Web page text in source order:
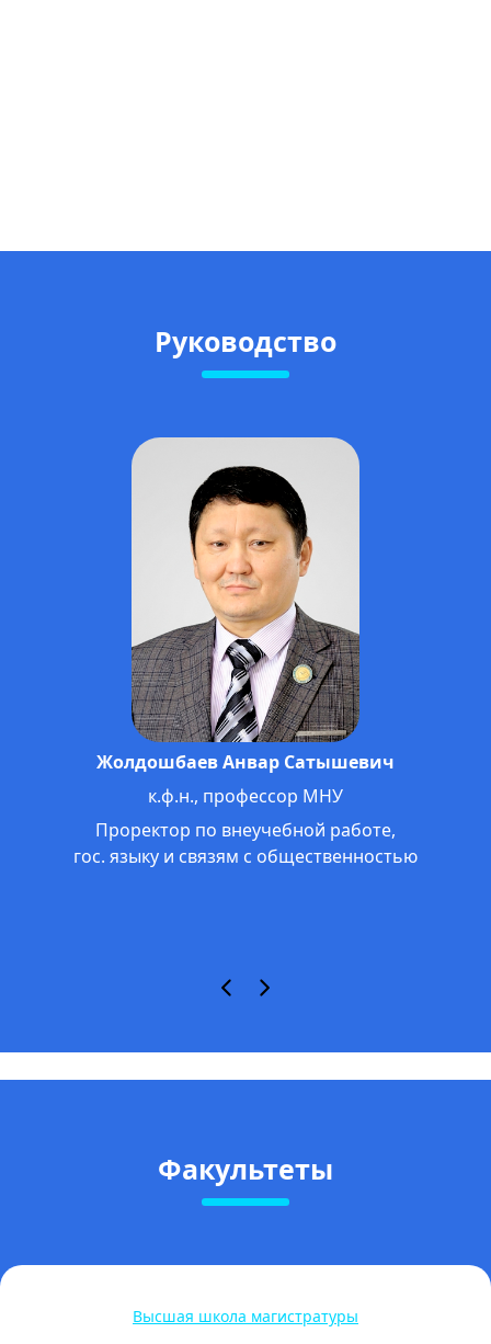
Руководство
Жолдошбаев Анвар Сатышевич
к.ф.н., профессор МНУ
Проректор по внеучебной работе,
гос. языку и связям с общественностью
Факультеты
Высшая школа магистратуры